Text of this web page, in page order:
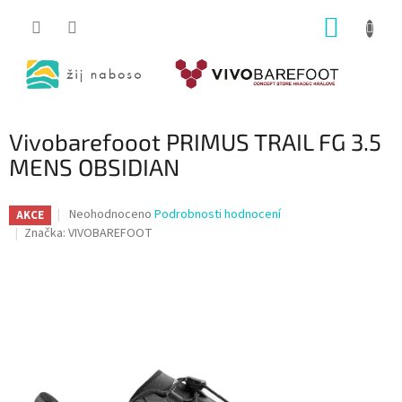
Vivobarefooot PRIMUS TRAIL FG 3.5
MENS OBSIDIAN
AKCE
Průměrné
hodnocení
Neohodnoceno Podrobnosti hodnocení
Značka: VIVOBAREFOOT